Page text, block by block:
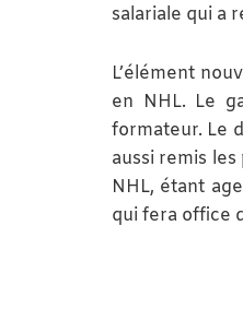
salariale qui a
L’élément
en NHL. Le
formateur. Le
aussi remis
NHL, étant
qui fera office